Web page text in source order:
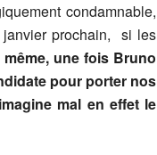
condamnable,
prochain, si les
une fois Bruno
pour porter nos
mal en effet le